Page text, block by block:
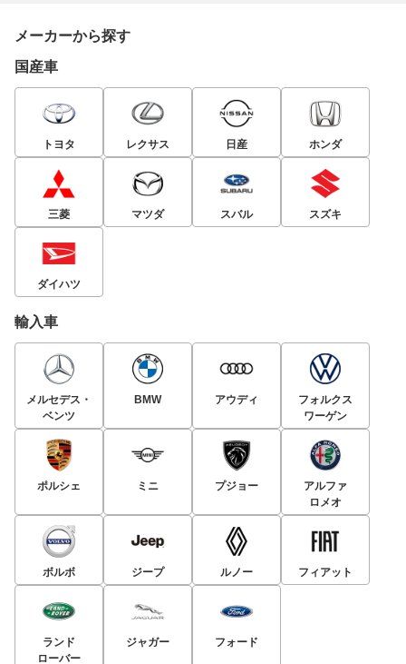
メーカーから探す
国産車
トヨタ レクサス 日産 ホンダ
三菱 マツダ スバル スズキ
ダイハツ
輸入車
メルセデス・
ベンツ
BMW アウディ
フォルクス
ワーゲン
ポルシェ ミニ プジョー
アルファ
ロメオ
ボルボ ジープ ルノー フィアット
ランド
ローバー
ジャガー フォード